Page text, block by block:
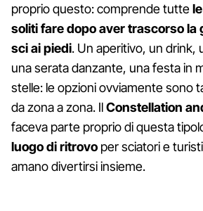
proprio questo: comprende tutte
soliti fare dopo aver trascorso la
sci ai piedi. Un aperitivo, un drink,
una serata danzante, una festa in
stelle: le opzioni ovviamente sono
da zona a zona. IlConstellation
faceva parte proprio di questa
luogo di ritrovo per sciatori e
amano divertirsi insieme.